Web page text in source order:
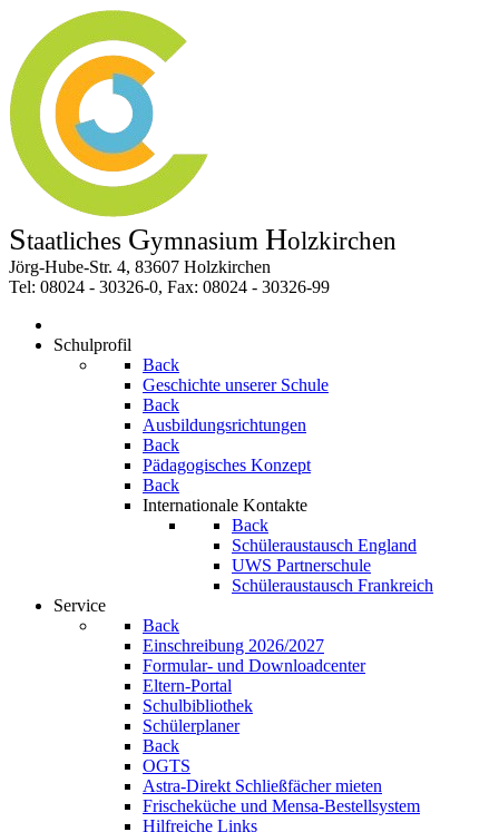
Staatliches Gymnasium Holzkirchen
Jörg-Hube-Str. 4, 83607 Holzkirchen
Tel: 08024 - 30326-0, Fax: 08024 - 30326-99
Schulprofil
Back
Geschichte unserer Schule
Back
Ausbildungsrichtungen
Back
Pädagogisches Konzept
Back
Internationale Kontakte
Back
Schüleraustausch England
UWS Partnerschule
Schüleraustausch Frankreich
Service
Back
Einschreibung 2026/2027
Formular- und Downloadcenter
Eltern-Portal
Schulbibliothek
Schülerplaner
Back
OGTS
Astra-Direkt Schließfächer mieten
Frischeküche und Mensa-Bestellsystem
Hilfreiche Links